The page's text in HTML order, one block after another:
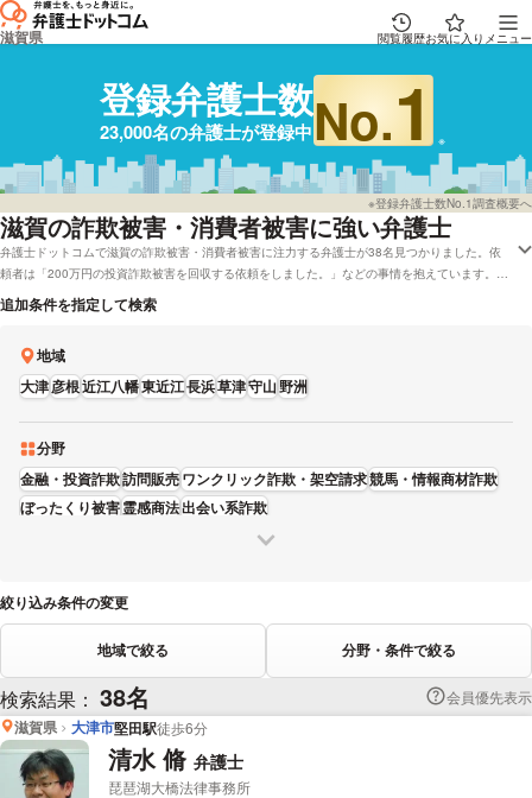
滋賀県 閲覧履歴お気に入り メニュー
登録弁護士数
23,000名の弁護士が登録中No.1
※登録弁護士数No.1調査概要へ
滋賀の詐欺被害・消費者被害に強い弁護士
弁護士ドットコムで滋賀の詐欺被害・消費者被害に注力する弁護士が38名見つかりました。依
頼者は「200万円の投資詐欺被害を回収する依頼をしました。」などの事情を抱えています。弁
護士ドットコムでは滋賀で着手金無料で面談している弁護士や弁護士費用をカード払いで受け付
けしている弁護士など、色々なニーズ別で調べることができます。例えば「レビューが高い詐欺
所の弁護士を実績で比較したい」などのニーズにも応えることができます。弁護士の中には
「《コミュニケーションを大切に》事件中は依頼者と書面、メール、電話など密にコミュニケー
ションをとり、その場面場面で納得頂いた上で進めますので、どのような結果になっても「納
得」頂けると思っています。」とおっしゃる方もおります。詐欺被害・消費者被害で弁護士を探
している方は能力や成功報酬金額などの条件を踏まえて、自身にあう弁護士に一度相談をしてみ
てください。
追加条件を指定して検索
地域
大津彦根近江八幡東近江長浜草津守山野洲
分野
金融・投資詐欺訪問販売ワンクリック詐欺・架空請求競馬・情報商材詐欺
ぼったくり被害霊感商法出会い系詐欺
絞り込み条件の変更
地域で絞る 分野・条件で絞る
検索結果： 38名 会員優先表示
滋賀県 大津市堅田駅徒歩6分
清水 脩 弁護士
琵琶湖大橋法律事務所